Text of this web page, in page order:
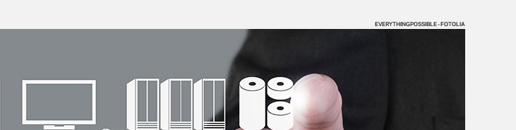
EVERYTHINGPOSSIBLE - FOTOLIA
EVERYTHINGPOSSIBLE - FOTOLIA